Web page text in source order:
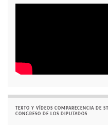
TEXTO Y VÍDEOS COMPARECENCIA DE
CONGRESO DE LOS DIPUTADOS